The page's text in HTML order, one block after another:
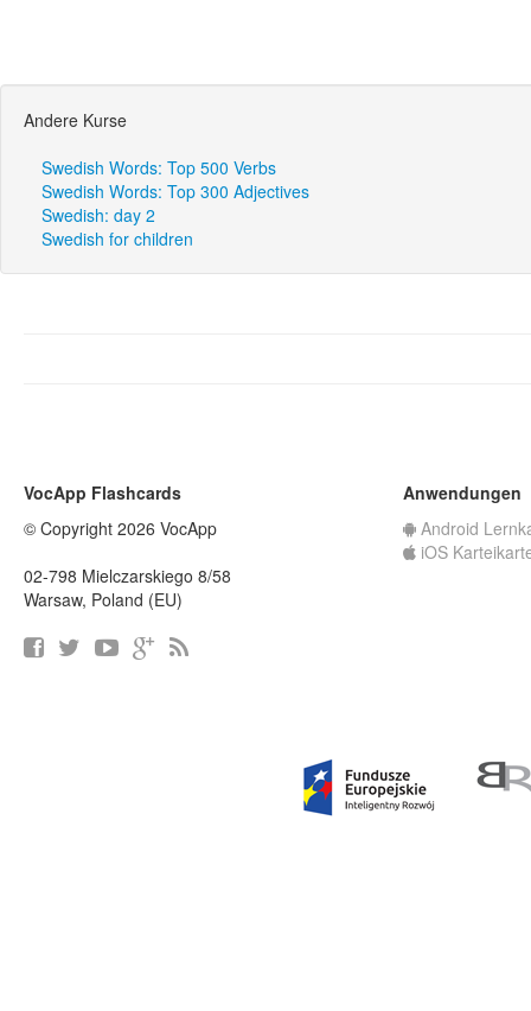
Andere Kurse
Swedish Words: Top 500 Verbs
Swedish Words: Top 300 Adjectives
Swedish: day 2
Swedish for children
VocApp Flashcards
© Copyright 2026 VocApp
02-798 Mielczarskiego 8/58
Warsaw, Poland (EU)
Anwendungen
Android
iOS